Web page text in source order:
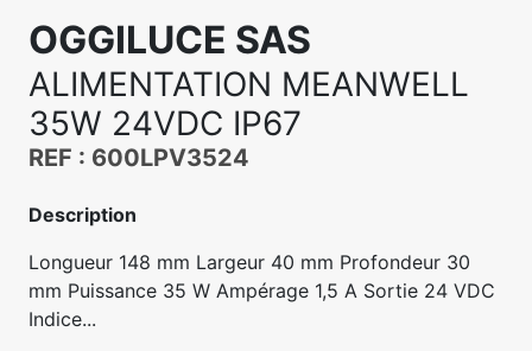
OGGILUCE SAS
ALIMENTATION MEANWELL
35W 24VDC IP67
REF : 600LPV3524
Description
Longueur 148 mm Largeur 40 mm Profondeur 30
mm Puissance 35 W Ampérage 1,5 A Sortie 24 VDC
Indice...